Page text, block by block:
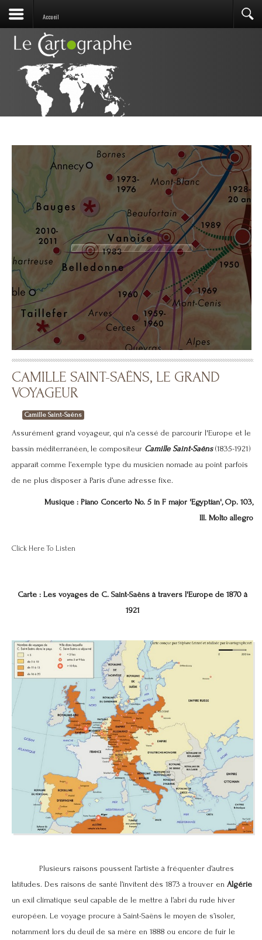
Accueil
RÉALISATION DE RELIEFS
Utilisation de MNT à différentes échelles, des couleurs
d'hypsographie au choix
CAMILLE SAINT-SAËNS, LE GRAND
VOYAGEUR
Camille Saint-Saëns
Assurément grand voyageur, qui n'a cessé de parcourir l'Europe et le
bassin méditerranéen, le compositeur Camille Saint-Saëns(1835-1921)
apparaît comme l’exemple type du musicien nomade au point parfois
de ne plus disposer à Paris d’une adresse fixe.
Musique : Piano Concerto No. 5 in F major 'Egyptian', Op. 103,
III. Molto allegro
Click Here To Listen
Carte : Les voyages de C. Saint-Saëns à travers l'Europe de 1870 à
1921
Plusieurs raisons poussent l’artiste à fréquenter d’autres
latitudes. Des raisons de santé l’invitent dès 1873 à trouver en Algérie
un exil climatique seul capable de le mettre à l’abri du rude hiver
européen. Le voyage procure à Saint-Saëns le moyen de s’isoler,
notamment lors du deuil de sa mère en 1888 ou encore de fuir le